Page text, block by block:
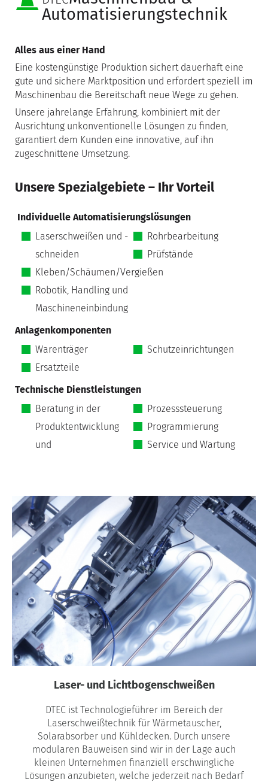
Automatisierungstechnik
Alles aus einer Hand
Eine kostengünstige Produktion sichert dauerhaft eine
gute und sichere Marktposition und erfordert speziell im
Maschinenbau die Bereitschaft neue Wege zu gehen.
Unsere jahrelange Erfahrung, kombiniert mit der
Ausrichtung unkonventionelle Lösungen zu finden,
garantiert dem Kunden eine innovative, auf ihn
zugeschnittene Umsetzung.
Unsere Spezialgebiete – Ihr Vorteil
Individuelle Automatisierungslösungen
Laserschweißen und -
schneiden
Rohrbearbeitung
Prüfstände
Kleben/Schäumen/Vergießen
Robotik, Handling und
Maschineneinbindung
Anlagenkomponenten
Warenträger
Schutzeinrichtungen
Ersatzteile
Technische Dienstleistungen
Beratung in der
Produktentwicklung
und
Prozesssteuerung
Programmierung
Service und Wartung
Laser- und Lichtbogenschweißen
DTEC ist Technologieführer im Bereich der
Laserschweißtechnik für Wärmetauscher,
Solarabsorber und Kühldecken. Durch unsere
modularen Bauweisen sind wir in der Lage auch
kleinen Unternehmen finanziell erschwingliche
Lösungen anzubieten, welche jederzeit nach Bedarf